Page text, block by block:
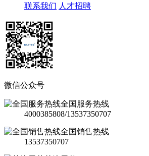
联系我们 人才招聘
微信公众号
全国服务热线
4000385808/13537350707
全国销售热线
13537350707